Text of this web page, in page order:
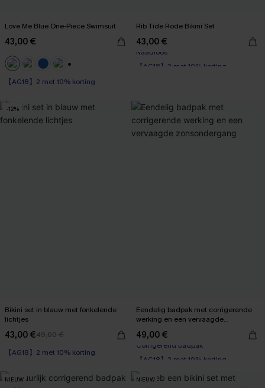
Love Me Blue One-Piece Swimsuit
43,00 €
【AG18】2 met 10% korting
Rib Tide Rode Bikini Set
43,00 €
-12%
Bikini set in blauw met fonkelende
lichtjes
43,00 €49,00 €
【AG18】2 met 10% korting
Eendelig badpak met corrigerende
werking en een vervaagde
49,00 €
【AG18】2 met 10% korting
NIEUW NIEUW